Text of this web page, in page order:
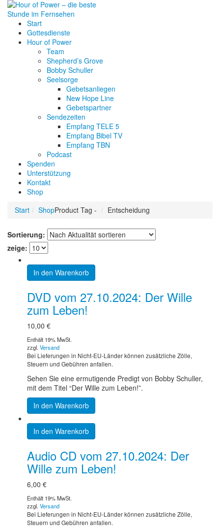
Start
Gottesdienste
Hour of Power
Team
Shepherd’s Grove
Bobby Schuller
Seelsorge
Gebetsanliegen
New Hope Line
Gebetspartner
Sendezeiten
Empfang TELE 5
Empfang Bibel TV
Empfang TBN
Podcast
Spenden
Unterstützung
Kontakt
Shop
Start
ShopProduct Tag - Entscheidung
Sortierung:
zeige:
In den Warenkorb
DVD vom 27.10.2024: Der Wille
zum Leben!
10,00 €
Enthält 19% MwSt.
zzgl. Versand
Bei Lieferungen in Nicht-EU-Länder können zusätzliche Zölle,
Steuern und Gebühren anfallen.
Sehen Sie eine ermutigende Predigt von Bobby Schuller,
mit dem Titel “Der Wille zum Leben!”.
In den Warenkorb
In den Warenkorb
Audio CD vom 27.10.2024: Der
Wille zum Leben!
6,00 €
Enthält 19% MwSt.
zzgl. Versand
Bei Lieferungen in Nicht-EU-Länder können zusätzliche Zölle,
Steuern und Gebühren anfallen.